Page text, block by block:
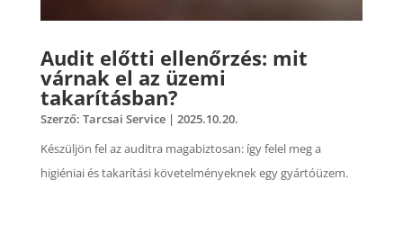
Audit előtti ellenőrzés: mit
várnak el az üzemi
takarításban?
Szerző: Tarcsai Service| 2025.10.20.
Készüljön fel az auditra magabiztosan: így felel meg a
higiéniai és takarítási követelményeknek egy gyártóüzem.